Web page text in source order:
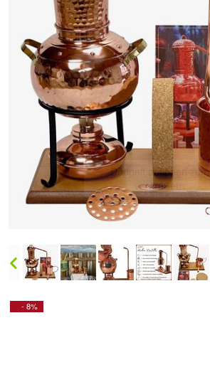
Doppelt antippen zum
vergrößern
- 8%